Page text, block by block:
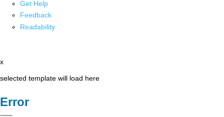
Get Help
Feedback
Readability
x
selected template will load here
Error